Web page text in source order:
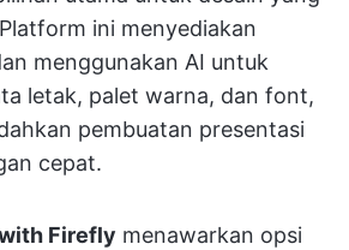
ini menyediakan
menggunakan AI untuk
letak, palet warna, dan font,
pembuatan presentasi
cepat.
Firefly menawarkan opsi